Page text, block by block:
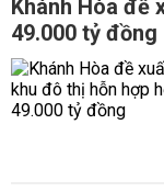
Khánh Hòa đề
49.000 tỷ đồng